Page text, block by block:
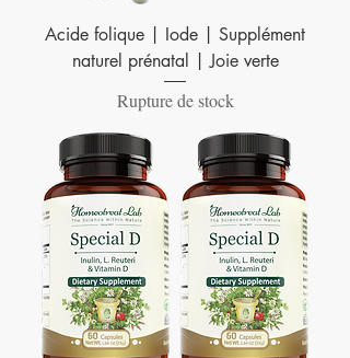
Acide folique | Iode | Supplément
naturel prénatal | Joie verte
Rupture de stock